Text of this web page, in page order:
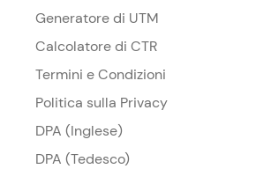
Generatore di UTM
Calcolatore di CTR
Termini e Condizioni
Politica sulla Privacy
DPA (Inglese)
DPA (Tedesco)